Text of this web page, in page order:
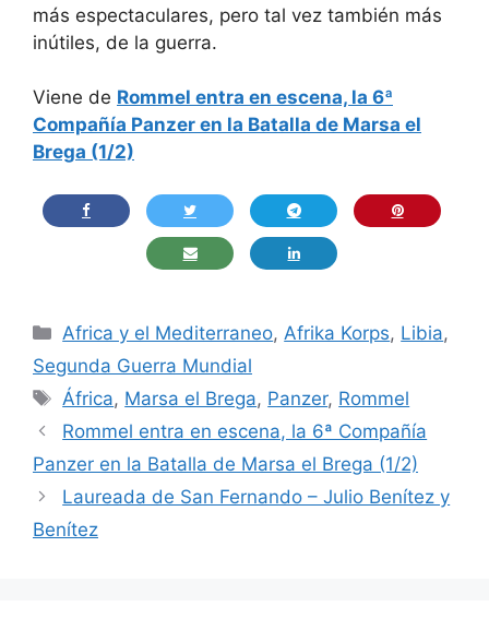
más espectaculares, pero tal vez también más
inútiles, de la guerra.
Viene de Rommel entra en escena, la 6ª
Compañía Panzer en la Batalla de Marsa el
Brega (1/2)
Categorías
Africa y el Mediterraneo, Afrika Korps, Libia,
Segunda Guerra Mundial
Etiquetas
África, Marsa el Brega, Panzer, Rommel
Rommel entra en escena, la 6ª Compañía
Panzer en la Batalla de Marsa el Brega (1/2)
Laureada de San Fernando – Julio Benítez y
Benítez